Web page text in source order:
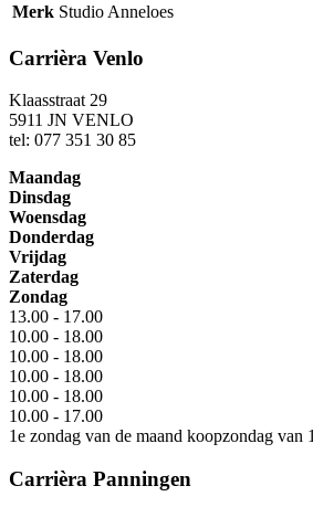
Merk Studio Anneloes
Carrièra Venlo
Klaasstraat 29
5911 JN VENLO
tel: 077 351 30 85
Maandag
Dinsdag
Woensdag
Donderdag
Vrijdag
Zaterdag
Zondag
13.00 - 17.00
10.00 - 18.00
10.00 - 18.00
10.00 - 18.00
10.00 - 18.00
10.00 - 17.00
1e zondag van de maand koopzondag van
Carrièra Panningen